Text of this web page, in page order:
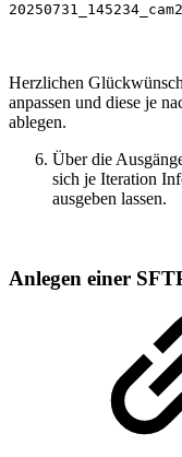
Herzlichen
anpassen und diese je
ablegen.
Über die
sich je Iteration
ausgeben lassen.
Anlegen einer